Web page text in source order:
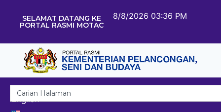
SELAMAT DATANG KE
PORTAL RASMI MOTAC
8/8/2026 03:36 PM
English